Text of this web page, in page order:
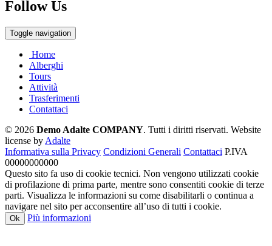
Follow Us
Toggle navigation
Home
Alberghi
Tours
Attività
Trasferimenti
Contattaci
© 2026 Demo Adalte COMPANY. Tutti i diritti riservati. Website
license by Adalte
Informativa sulla Privacy Condizioni Generali Contattaci P.IVA
00000000000
Questo sito fa uso di cookie tecnici. Non vengono utilizzati cookie
di profilazione di prima parte, mentre sono consentiti cookie di terze
parti. Visualizza le informazioni su come disabilitarli o continua a
navigare nel sito per acconsentire all’uso di tutti i cookie.
Ok Più informazioni